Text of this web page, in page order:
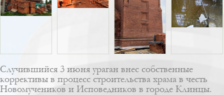
Случившийся 3 июня ураган внес собственные
коррективы в процесс строительства храма в честь
Новомучеников и Исповедников в городе Клинцы.